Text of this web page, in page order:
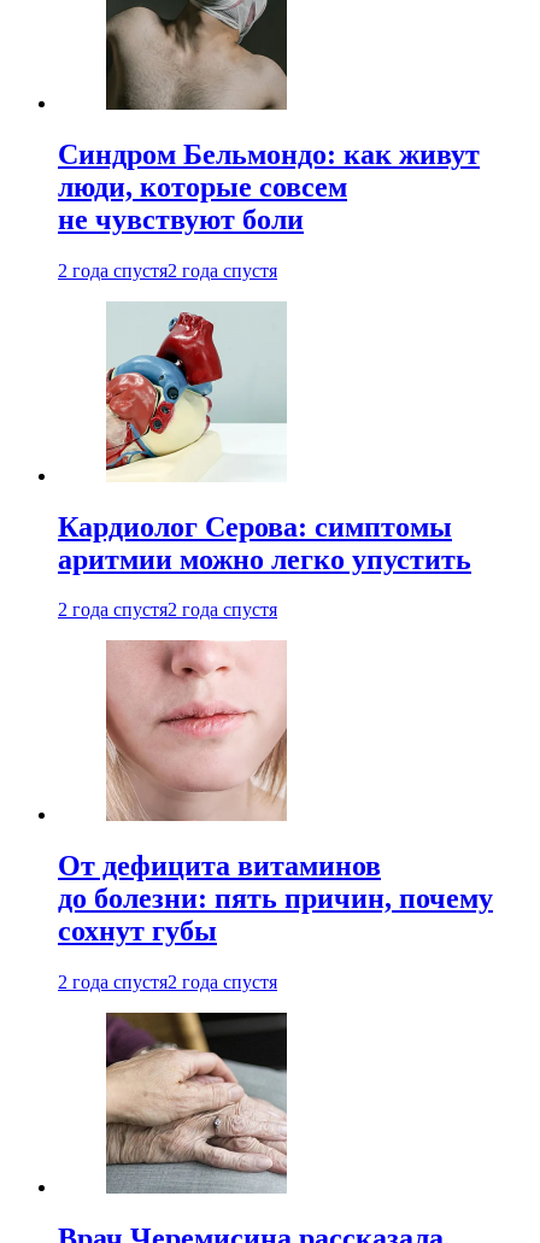
Синдром Бельмондо: как живут
люди, которые совсем
не чувствуют боли
2 года спустя2 года спустя
Кардиолог Серова: симптомы
аритмии можно легко упустить
2 года спустя2 года спустя
От дефицита витаминов
до болезни: пять причин, почему
сохнут губы
2 года спустя2 года спустя